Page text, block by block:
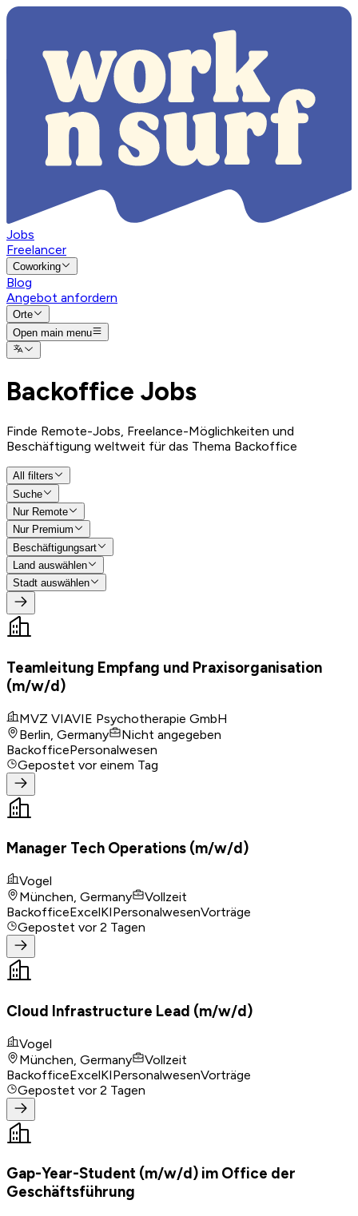
Jobs
Freelancer
Coworking
Blog
Angebot anfordern
Orte
Open main menu
Backoffice Jobs
Finde Remote-Jobs, Freelance-Möglichkeiten und
Beschäftigung weltweit für das Thema Backoffice
All filters
Suche
Nur Remote
Nur Premium
Beschäftigungsart
Land auswählen
Stadt auswählen
Teamleitung Empfang und Praxisorganisation
(m/w/d)
MVZ VIAVIE Psychotherapie GmbH
Berlin, Germany
Nicht angegeben
BackofficePersonalwesen
Gepostet vor einem Tag
Manager Tech Operations (m/w/d)
Vogel
München, Germany
Vollzeit
BackofficeExcelKIPersonalwesenVorträge
Gepostet vor 2 Tagen
Cloud Infrastructure Lead (m/w/d)
Vogel
München, Germany
Vollzeit
BackofficeExcelKIPersonalwesenVorträge
Gepostet vor 2 Tagen
Gap-Year-Student (m/w/d) im Office der
Geschäftsführung